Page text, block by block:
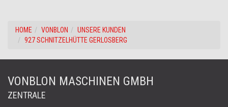
HOME VONBLON
UNSERE KUNDEN
927 SCHNITZELHÜTTE GERLOSBERG
VONBLON MASCHINEN GMBH
ZENTRALE